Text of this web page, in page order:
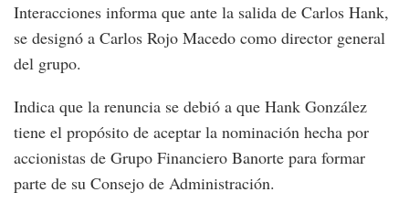
Interacciones informa que ante la salida de Carlos Hank,
se designó a Carlos Rojo Macedo como director general
del grupo.
Indica que la renuncia se debió a que Hank González
tiene el propósito de aceptar la nominación hecha por
accionistas de Grupo Financiero Banorte para formar
parte de su Consejo de Administración.